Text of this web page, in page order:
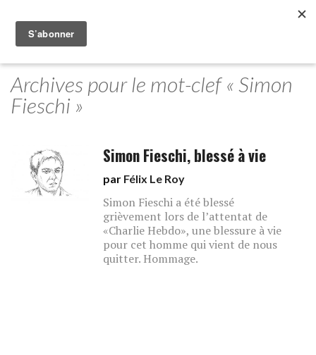
Archives pour le mot-clef « Simon
Fieschi »
Simon Fieschi, blessé à vie
par Félix Le Roy
Simon Fieschi a été blessé
grièvement lors de l’attentat de
«Charlie Hebdo», une blessure à vie
pour cet homme qui vient de nous
quitter. Hommage.